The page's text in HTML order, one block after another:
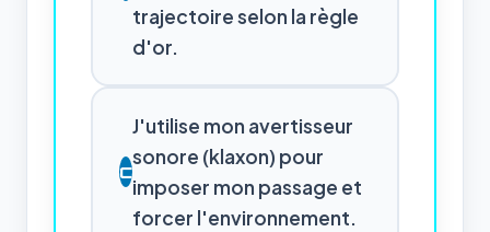
trajectoire selon la règle
d'or.
C
J'utilise mon avertisseur
sonore (klaxon) pour
imposer mon passage et
forcer l'environnement.